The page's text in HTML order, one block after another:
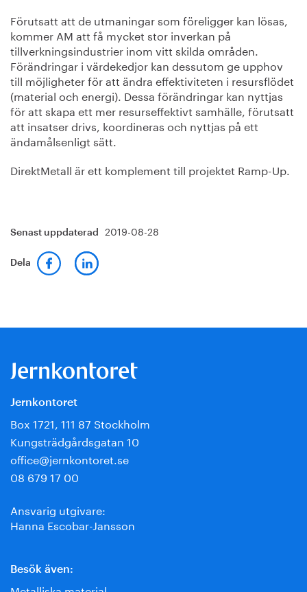
Förutsatt att de utmaningar som föreligger kan lösas,
kommer AM att få mycket stor inverkan på
tillverkningsindustrier inom vitt skilda områden.
Förändringar i värdekedjor kan dessutom ge upphov
till möjligheter för att ändra effektiviteten i resursflödet
(material och energi). Dessa förändringar kan nyttjas
för att skapa ett mer resurseffektivt samhälle, förutsatt
att insatser drivs, koordineras och nyttjas på ett
ändamålsenligt sätt.
DirektMetall är ett komplement till projektet Ramp-Up.
Senast uppdaterad 2019-08-28
Dela
Jernkontoret
Box 1721, 111 87 Stockholm
Kungsträdgårdsgatan 10
office@jernkontoret.se
08 679 17 00
Ansvarig utgivare:
Hanna Escobar-Jansson
Besök även: